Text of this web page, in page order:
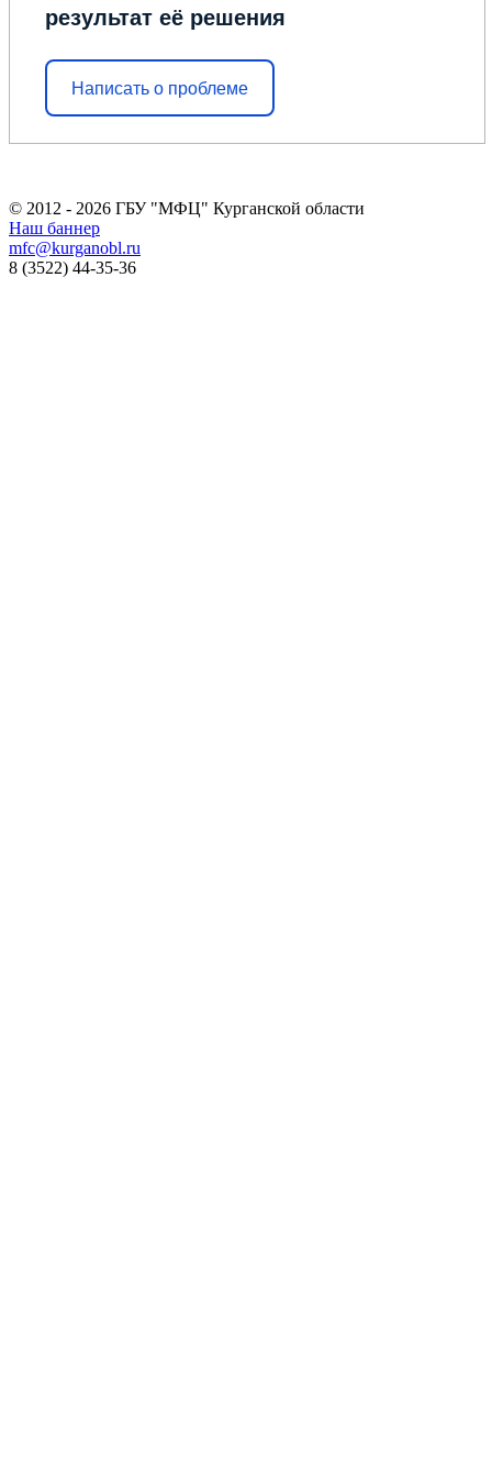
результат её решения
Написать о проблеме
© 2012 - 2026 ГБУ "МФЦ" Курганской области
Наш баннер
mfc@kurganobl.ru
8 (3522) 44-35-36